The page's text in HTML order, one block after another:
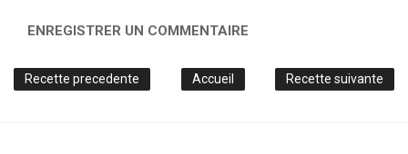
ENREGISTRER UN COMMENTAIRE
Recette precedente Recette suivante
Accueil